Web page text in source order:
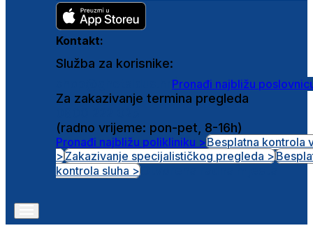
Kontakt:
Služba za korisnike:
Pronađi najbližu
Za zakazivanje termina pregleda
(radno vrijeme: pon-pet, 8-16h)
Pronađi najbližu polikliniku >Besplatna kontrola
>Zakazivanje specijalističkog pregleda >
kontrola sluha >